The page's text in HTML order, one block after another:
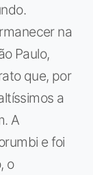
na
Paulo,
que, por
a
A
e foi
o